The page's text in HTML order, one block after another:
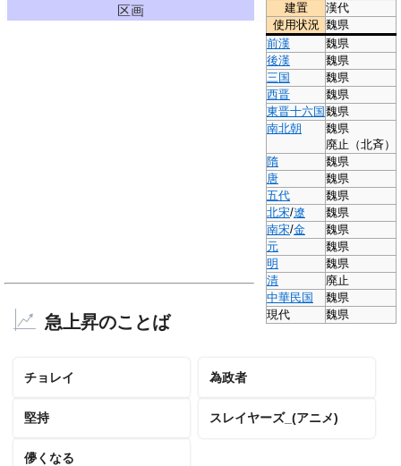
建置
漢代
使用状況 魏県
前漢
魏県
後漢
魏県
三国
魏県
西晋
魏県
東晋十六国 魏県
南北朝
魏県
廃止 （北斉）
隋
魏県
唐
魏県
五代
魏県
北宋/遼
魏県
南宋/金
魏県
元
魏県
明
魏県
清
廃止
中華民国
魏県
現代
魏県
区画
急上昇のことば
チョレイ 為政者
堅持 スレイヤーズ_(アニメ)
儚くなる